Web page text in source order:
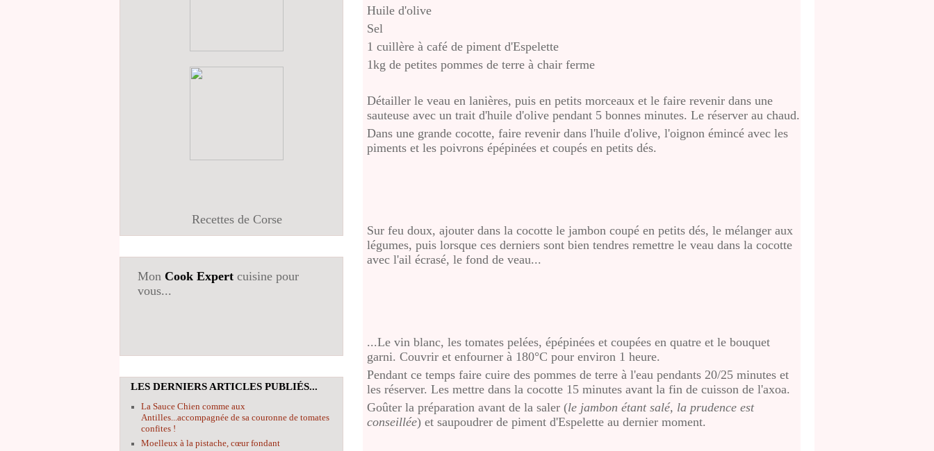
Recettes de Corse
Mon Cook Expert cuisine pour
vous...
LES DERNIERS ARTICLES PUBLIÉS...
La Sauce Chien comme aux
Antilles...accompagnée de sa couronne de tomates
confites !
Moelleux à la pistache, cœur fondant
Huile d'olive
Sel
1 cuillère à café de piment d'Espelette
1kg de petites pommes de terre à chair ferme
Détailler le veau en lanières, puis en petits morceaux et le faire revenir dans une
sauteuse avec un trait d'huile d'olive pendant 5 bonnes minutes. Le réserver au chaud.
Dans une grande cocotte, faire revenir dans l'huile d'olive, l'oignon émincé avec les
piments et les poivrons épépinées et coupés en petits dés.
Sur feu doux, ajouter dans la cocotte le jambon coupé en petits dés, le mélanger aux
légumes, puis lorsque ces derniers sont bien tendres remettre le veau dans la cocotte
avec l'ail écrasé, le fond de veau...
...Le vin blanc, les tomates pelées, épépinées et coupées en quatre et le bouquet
garni. Couvrir et enfourner à 180°C pour environ 1 heure.
Pendant ce temps faire cuire des pommes de terre à l'eau pendants 20/25 minutes et
les réserver. Les mettre dans la cocotte 15 minutes avant la fin de cuisson de l'axoa.
Goûter la préparation avant de la saler (le jambon étant salé, la prudence est
conseillée) et saupoudrer de piment d'Espelette au dernier moment.